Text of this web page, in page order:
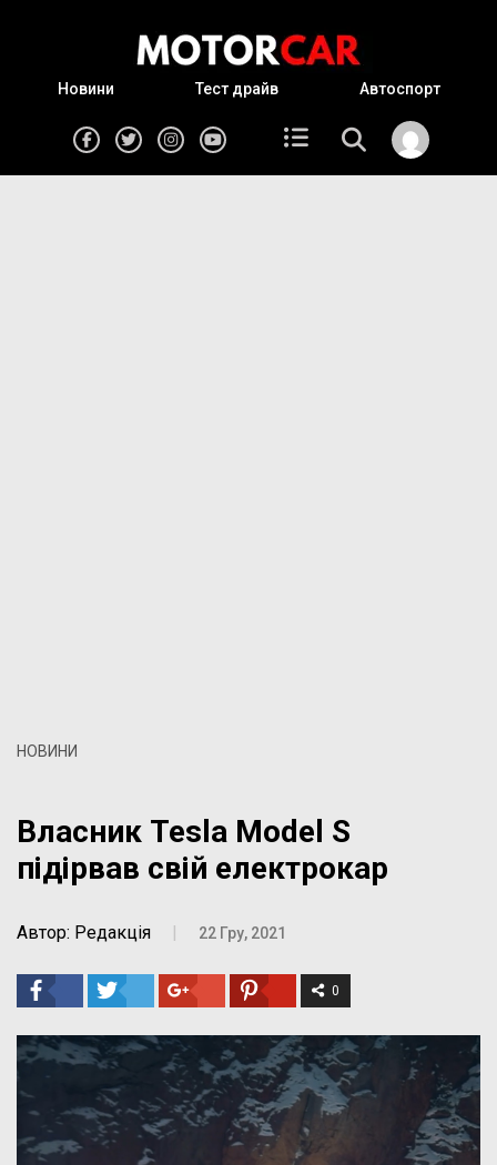
Новини Тест драйв Автоспорт
НОВИНИ
Власник Tesla Model S
підірвав свій електрокар
Автор: Редакція | 22 Гру, 2021
0